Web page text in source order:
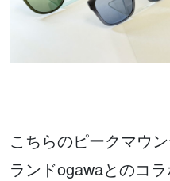
こちらのピークマウ
ランドogawaとのコ